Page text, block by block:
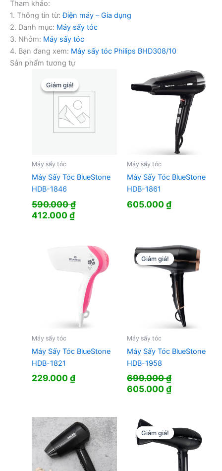
Tham khảo:
1. Thông tin từ:Điện máy – Gia dụng
2. Danh mục: Máy sấy tóc
3. Nhóm: Máy sấy tóc
4. Bạn đang xem: Máy sấy tóc Philips BHD308/10
Sản phẩm tương tự
Giảm giá!
Giảm giá!
Máy sấy tóc
Máy Sấy Tóc BlueStone
HDB-1846
590.000₫
Giá
412.000₫Giá
412.000 ₫.
Máy sấy tóc
Máy Sấy Tóc BlueStone
HDB-1861
605.000₫
Máy sấy tóc
Máy Sấy Tóc BlueStone
HDB-1821
229.000₫
Giảm giá!
Giảm giá!
Máy sấy tóc
Máy Sấy Tóc BlueStone
HDB-1958
699.000₫
Giá
699.000 ₫.
605.000₫Giá
605.000 ₫.
Giảm giá!
Giảm giá!